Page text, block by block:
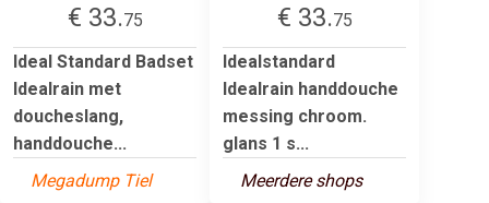
€ 33.75
Ideal Standard Badset
Idealrain met
doucheslang,
handdouche...
Megadump Tiel
€ 33.75
Idealstandard
Idealrain handdouche
messing chroom.
glans 1 s...
Meerdere shops